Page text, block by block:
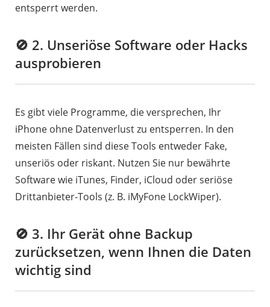
entsperrt werden.
🚫 2. Unseriöse Software oder Hacks
ausprobieren
Es gibt viele Programme, die versprechen, Ihr
iPhone ohne Datenverlust zu entsperren. In den
meisten Fällen sind diese Tools entweder Fake,
unseriös oder riskant. Nutzen Sie nur bewährte
Software wie iTunes, Finder, iCloud oder seriöse
Drittanbieter-Tools (z. B. iMyFone LockWiper).
🚫 3. Ihr Gerät ohne Backup
zurücksetzen, wenn Ihnen die Daten
wichtig sind